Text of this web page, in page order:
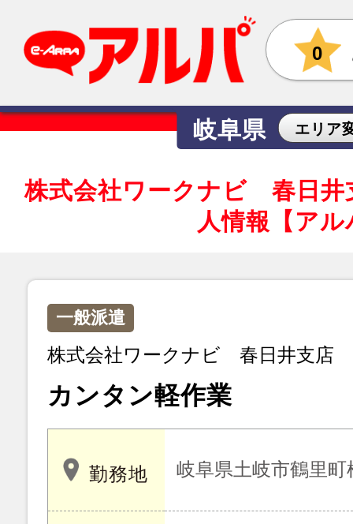
0
岐阜県 エリア
株式会社ワークナビ 春日井
人情報【アル
一般派遣
株式会社ワークナビ 春日井支店
カンタン軽作業
勤務地 岐阜県土岐市鶴里